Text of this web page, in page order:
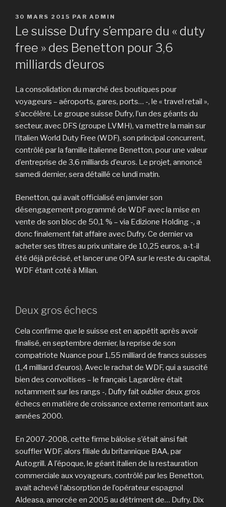
PUBLIÉ
LE
30 MARS 2015 PAR ADMIN
Le suisse Dufry s’empare du « duty
free » des Benetton pour 3,6
milliards d’euros
La consolidation du marché des boutiques pour
voyageurs – aéroports, gares, ports… -, le « travel retail »,
s’accélère. Le groupe suisse Dufry, l’un des géants du
secteur, avec DFS (groupe LVMH), va mettre la main sur
l’italien World Duty Free (WDF), son principal concurrent,
contrôlé par la famille italienne Benetton, pour une valeur
d’entreprise de 3,6 milliards d’euros. Le projet, annoncé
samedi dernier, sera détaillé ce lundi matin.
Benetton, qui avait officialisé en janvier son
désengagement programmé de WDF avec la mise en
vente de son bloc de 50,1 % – via Edizione Holding -, a
donc finalement fait affaire avec Dufry. Ce dernier va
acheter ses titres au prix unitaire de 10,25 euros, a-t-il
été déjà précisé, et lancer une OPA sur le reste du capital,
WDF étant coté à Milan.
Deux gros échecs
Cela confirme que le suisse est en appétit après avoir
finalisé, en septembre dernier, la reprise de son
compatriote Nuance pour 1,55 milliard de francs suisses
(1,4 milliard d’euros). Avec le rachat de WDF, qui a suscité
bien des convoitises – le français Lagardère était
notamment sur les rangs -, Dufry fait oublier deux gros
échecs en matière de croissance externe remontant aux
années 2000.
En 2007-2008, cette firme bâloise s’était ainsi fait
souffler WDF, alors filiale du britannique BAA, par
Autogrill. A l’époque, le géant italien de la restauration
commerciale aux voyageurs, contrôlé par les Benetton,
avait achevé l’absorption de l’opérateur espagnol
Aldeasa, amorcée en 2005 au détriment de… Dufry. Dix